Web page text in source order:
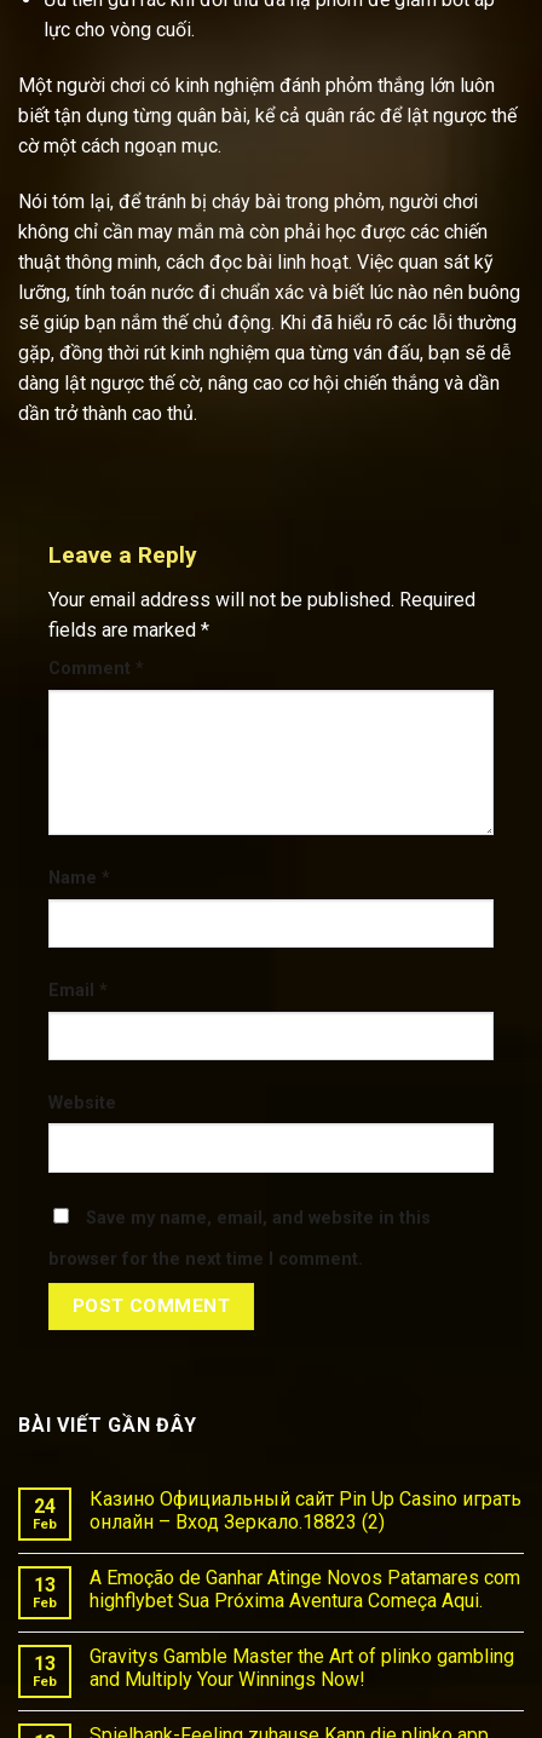
lực cho vòng cuối.
Một người chơi có kinh nghiệm đánh phỏm thắng lớn luôn
biết tận dụng từng quân bài, kể cả quân rác để lật ngược thế
cờ một cách ngoạn mục.
Nói tóm lại, để tránh bị cháy bài trong phỏm, người chơi
không chỉ cần may mắn mà còn phải học được các chiến
thuật thông minh, cách đọc bài linh hoạt. Việc quan sát kỹ
lưỡng, tính toán nước đi chuẩn xác và biết lúc nào nên buông
sẽ giúp bạn nắm thế chủ động. Khi đã hiểu rõ các lỗi thường
gặp, đồng thời rút kinh nghiệm qua từng ván đấu, bạn sẽ dễ
dàng lật ngược thế cờ, nâng cao cơ hội chiến thắng và dần
dần trở thành cao thủ.
Leave a Reply
Your email address will not be published. Required
fields are marked *
Comment *
Name *
Email *
Website
Save my name, email, and website in this
browser for the next time I comment.
BÀI VIẾT GẦN ĐÂY
24
Feb
Казино Официальный сайт Pin Up Casino играть
онлайн – Вход Зеркало.18823 (2)
on
Казино
Официальный
Up
Casino
играть
13
Feb
A Emoção de Ganhar Atinge Novos Patamares com
highflybet Sua Próxima Aventura Começa Aqui.
on
A
Emoção
13
Feb
Gravitys Gamble Master the Art of plinko gambling
and Multiply Your Winnings Now!